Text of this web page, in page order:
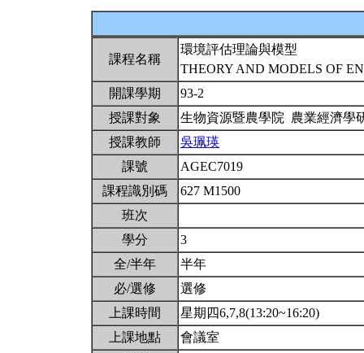
課程名稱
環境評估理論與模型
THEORY AND MODELS OF
開課學期
93-2
授課對象
生物資源暨農學院 農業經濟學
授課教師
吳珮瑛
課號
AGEC7019
課程識別碼
627 M1500
班次
學分
3
全/半年
半年
必/選修
選修
上課時間
星期四6,7,8(13:20~16:20)
上課地點
會議室